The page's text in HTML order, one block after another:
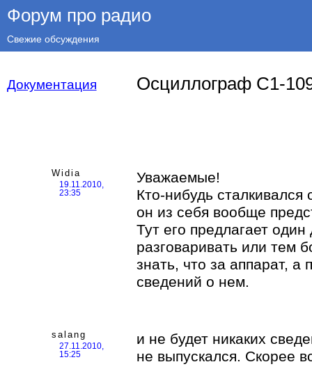
Форум про радио
Свежие обсуждения
Документация Осциллограф С1-
Widia
19.11.2010,
23:35
Уважаемые!
Кто-нибудь
он из себя вообще
Тут его предлагает
разговаривать или тем
знать, что за аппарат, а
сведений о нем.
salang
27.11.2010,
15:25
и не будет никаких
не выпускался. Скорее